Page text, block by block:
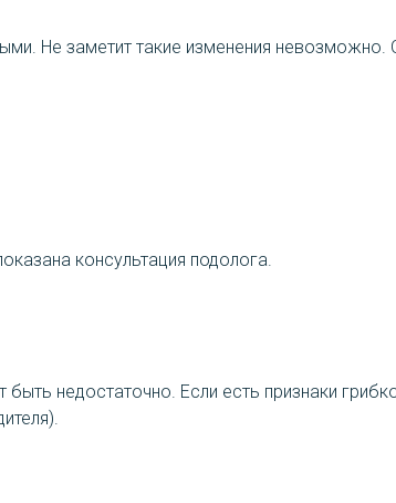
Не заметит такие изменения невозможно.
консультация подолога.
недостаточно. Если есть признаки